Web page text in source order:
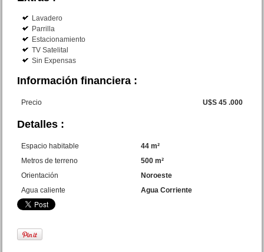
Precio :
Dpto. 3 amb. San Juan 1432
U$S 33 .000
Lavadero
Parrilla
Estacionamiento
TV Satelital
Sin Expensas
Información financiera :
Precio U$S 45 .000
Detalles :
Espacio habitable
44 m²
Metros de terreno
500 m²
Orientación
Noroeste
Agua caliente
Agua Corriente